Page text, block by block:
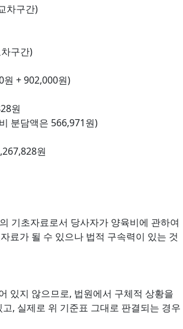
차구간)
구간)
+ 902,000원)
원
분담액은 566,971원)
원
기초자료로서 당사자가 양육비에 관하여
료가 될 수 있으나 법적 구속력이 있는 것
있지 않으므로, 법원에서 구체적 상황을
, 실제로 위 기준표 그대로 판결되는 경우